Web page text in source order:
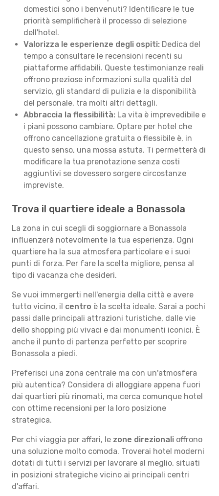
domestici sono i benvenuti? Identificare le tue
priorità semplificherà il processo di selezione
dell'hotel.
Valorizza le esperienze degli ospiti: Dedica del
tempo a consultare le recensioni recenti su
piattaforme affidabili. Queste testimonianze reali
offrono preziose informazioni sulla qualità del
servizio, gli standard di pulizia e la disponibilità
del personale, tra molti altri dettagli.
Abbraccia la flessibilità: La vita è imprevedibile e
i piani possono cambiare. Optare per hotel che
offrono cancellazione gratuita o flessibile è, in
questo senso, una mossa astuta. Ti permetterà di
modificare la tua prenotazione senza costi
aggiuntivi se dovessero sorgere circostanze
impreviste.
Trova il quartiere ideale a Bonassola
La zona in cui scegli di soggiornare a Bonassola
influenzerà notevolmente la tua esperienza. Ogni
quartiere ha la sua atmosfera particolare e i suoi
punti di forza. Per fare la scelta migliore, pensa al
tipo di vacanza che desideri.
Se vuoi immergerti nell'energia della città e avere
tutto vicino, il centro è la scelta ideale. Sarai a pochi
passi dalle principali attrazioni turistiche, dalle vie
dello shopping più vivaci e dai monumenti iconici. È
anche il punto di partenza perfetto per scoprire
Bonassola a piedi.
Preferisci una zona centrale ma con un'atmosfera
più autentica? Considera di alloggiare appena fuori
dai quartieri più rinomati, ma cerca comunque hotel
con ottime recensioni per la loro posizione
strategica.
Per chi viaggia per affari, le zone direzionali offrono
una soluzione molto comoda. Troverai hotel moderni
dotati di tutti i servizi per lavorare al meglio, situati
in posizioni strategiche vicino ai principali centri
d'affari.